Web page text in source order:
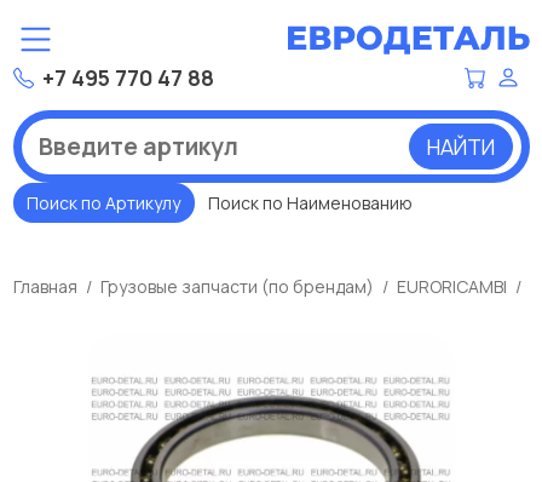
+7 495 770 47 88
НАЙТИ
Поиск по Артикулу Поиск по Наименованию
Главная Грузовые запчасти (по брендам) EURORICAMBI